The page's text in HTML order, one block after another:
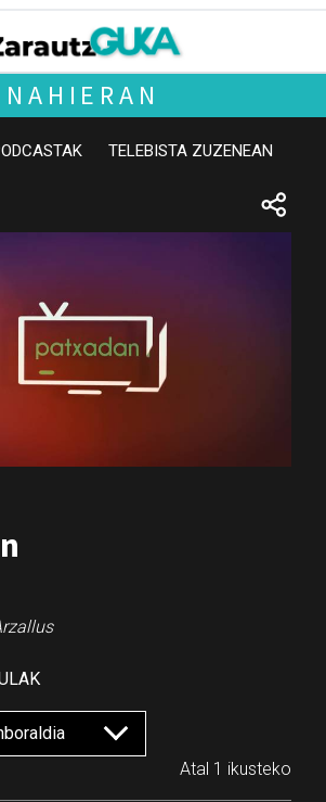
NAHIERAN
TELEBISTA ZUZENEAN
Atal 1 ikusteko